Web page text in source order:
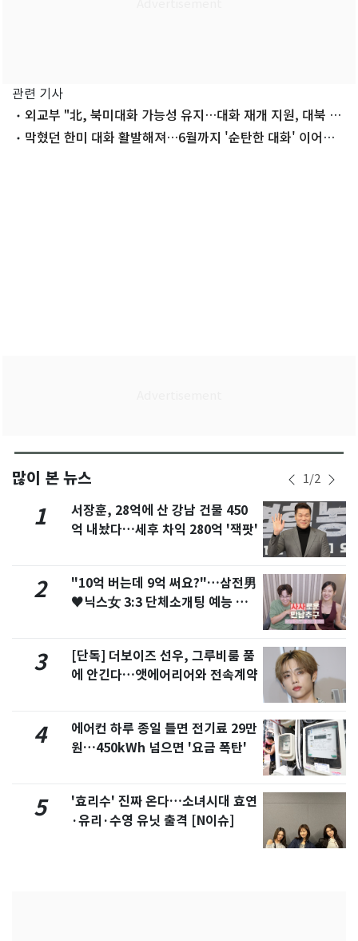
관련 기사
외교부 "北, 북미대화 가능성 유지…대화 재개 지원, 대북 소
통 채널 확보"
막혔던 한미 대화 활발해져…6월까지 '순탄한 대화' 이어진
많이 본 뉴스 1/2
1
서장훈, 28억에 산 강남 건물 450
억 내놨다…세후 차익 280억 '잭팟'
2
"10억 버는데 9억 써요?"…삼전男
♥닉스女 3:3 단체소개팅 예능 화
3
[단독] 더보이즈 선우, 그루비룸 품
에 안긴다…앳에어리어와 전속계약
4
에어컨 하루 종일 틀면 전기료 29만
원…450kWh 넘으면 '요금 폭탄'
5
'효리수' 진짜 온다…소녀시대 효연
·유리·수영 유닛 출격 [N이슈]